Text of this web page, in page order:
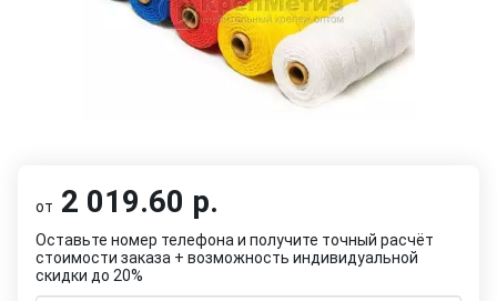
от 2 019.60 р.
Оставьте номер телефона и получите точный расчёт
стоимости заказа + возможность индивидуальной
скидки до 20%